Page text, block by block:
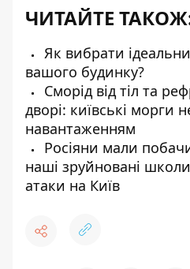
ЧИТАЙТЕ
Як вибрати
вашого будинку?
Сморід від тіл та
дворі: київські морги
навантаженням
Росіяни мали
наші зруйновані
атаки на Київ